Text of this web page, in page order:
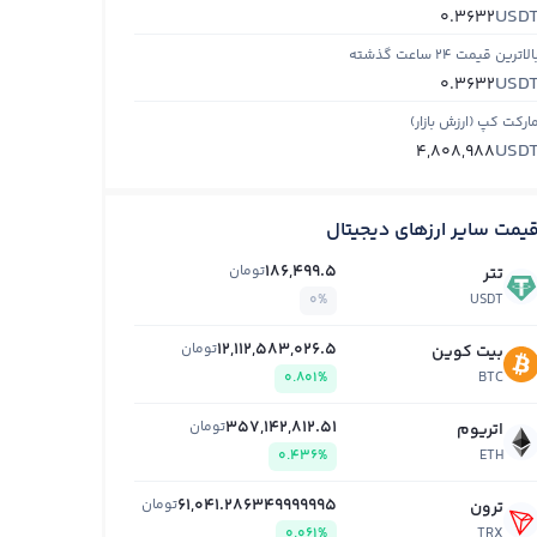
0.3632
قیمت ۲۴ ساعت گذشته
0.3632
مارکت کپ (ارزش بازار)
4,808,988
قیمت سایر ارزهای دیجیتال
تتر
USDT
186,499.5تومان
0%
بیت کوین
BTC
12,112,583,026.5تومان
0.801%
اتریوم
ETH
357,142,812.51تومان
0.436%
ترون 61,041.286349999995تومان